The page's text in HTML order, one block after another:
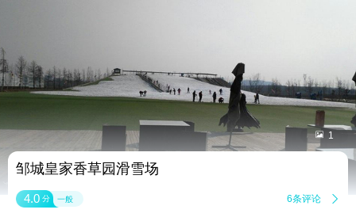
 1
邹城皇家香草园滑雪场
4.0 分 一般 6条评论 